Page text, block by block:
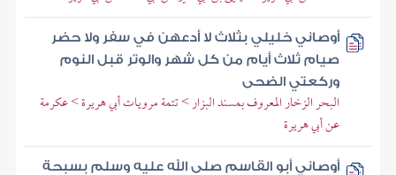
أوصاني خليلي بثلاث لا أدعهن في سفر ولا حضر
صيام ثلاث أيام من كل شهر والوتر قبل النوم
وركعتي الضحى
البحر الزخار المعروف بمسند البزار > تتمة مرويات أبي هريرة > عكرمة
عن أبي هريرة
أوصاني أبو القاسم صلى الله عليه وسلم بسبحة